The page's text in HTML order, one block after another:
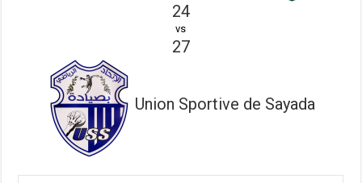
24
vs
27
Union Sportive de Sayada